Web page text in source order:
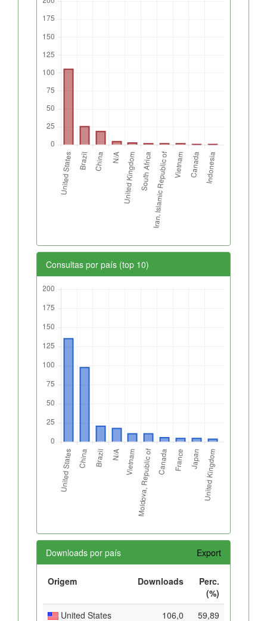
Consultas por país (top 10)
Downloads por país Export
Origem Downloads
Perc.
(%)
United States
106,0 59,89